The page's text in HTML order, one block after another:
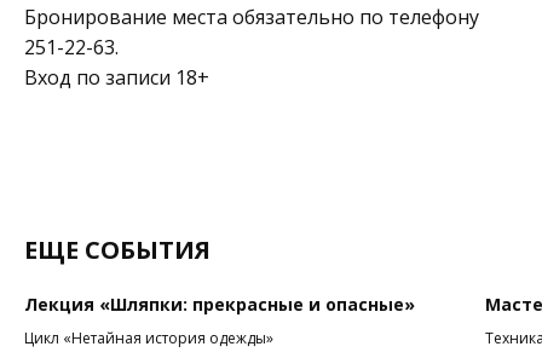
Бронирование места обязательно по телефону
251-22-63.
Вход по записи 18+
ЕЩЕ СОБЫТИЯ
Лекция «Шляпки: прекрасные и опасные»
Цикл «Нетайная история одежды»